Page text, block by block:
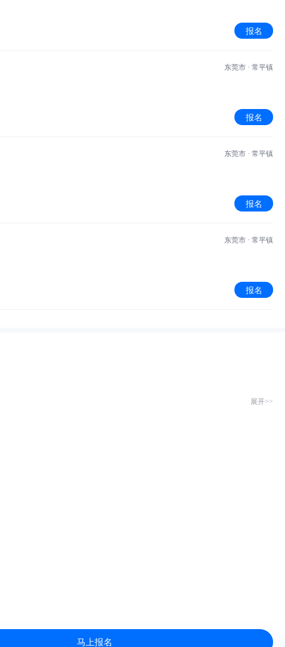
报名
东莞市 · 常平镇
报名
东莞市 · 常平镇
报名
东莞市 · 常平镇
报名
展开>>
马上报名